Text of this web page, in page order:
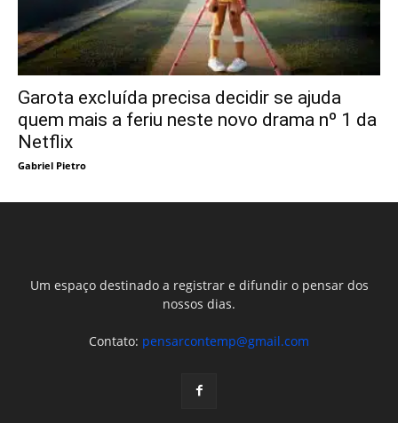
Garota excluída precisa decidir se ajuda
quem mais a feriu neste novo drama nº 1 da
Netflix
Gabriel Pietro
Um espaço destinado a registrar e difundir o pensar dos
nossos dias.
Contato: pensarcontemp@gmail.com